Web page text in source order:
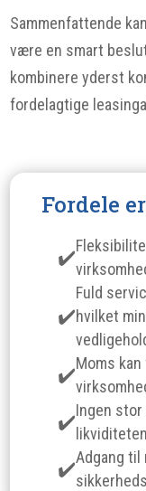
Sammenfattende
være en smart
kombinere yderst
fordelagtige
Fordele
Fuld
hvilket
Moms
Ingen
Adgang til